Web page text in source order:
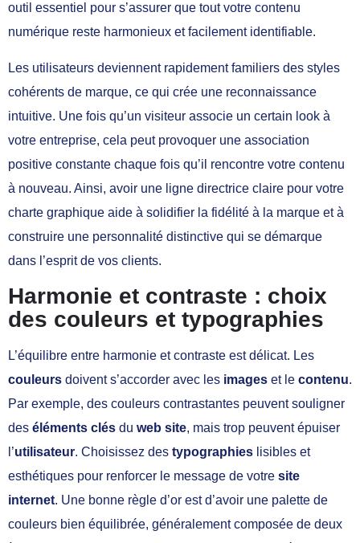
outil essentiel pour s’assurer que tout votre contenu
numérique reste harmonieux et facilement identifiable.
Les utilisateurs deviennent rapidement familiers des styles
cohérents de marque, ce qui crée une reconnaissance
intuitive. Une fois qu’un visiteur associe un certain look à
votre entreprise, cela peut provoquer une association
positive constante chaque fois qu’il rencontre votre contenu
à nouveau. Ainsi, avoir une ligne directrice claire pour votre
charte graphique aide à solidifier la fidélité à la marque et à
construire une personnalité distinctive qui se démarque
dans l’esprit de vos clients.
Harmonie et contraste : choix
des couleurs et typographies
L’équilibre entre harmonie et contraste est délicat. Les
couleurs doivent s’accorder avec les images et le contenu.
Par exemple, des couleurs contrastantes peuvent souligner
des éléments clés du web site, mais trop peuvent épuiser
l’utilisateur. Choisissez des typographies lisibles et
esthétiques pour renforcer le message de votre site
internet. Une bonne règle d’or est d’avoir une palette de
couleurs bien équilibrée, généralement composée de deux